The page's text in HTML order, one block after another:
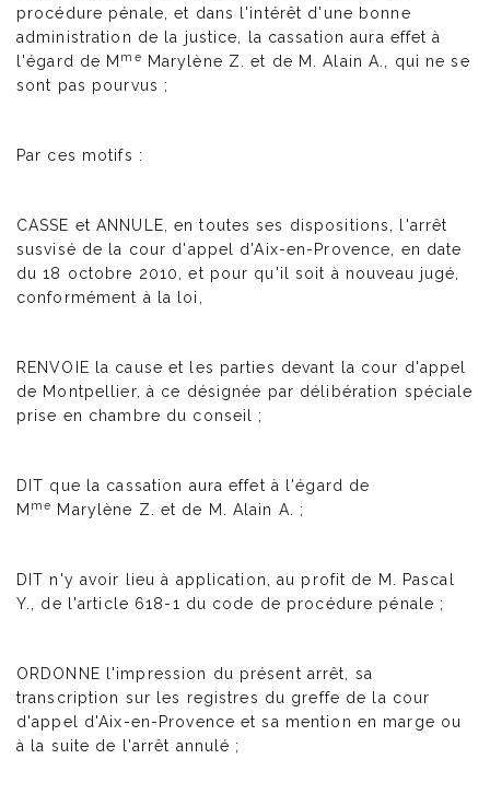
procédure pénale, et dans l'intérêt d'une bonne
administration de la justice, la cassation aura effet à
l'égard de M me
Marylène Z. et de M. Alain A., qui ne se
sont pas pourvus ;
Par ces motifs :
CASSE et ANNULE, en toutes ses dispositions, l'arrêt
susvisé de la cour d'appel d'Aix-en-Provence, en date
du 18 octobre 2010, et pour qu'il soit à nouveau jugé,
conformément à la loi,
RENVOIE la cause et les parties devant la cour d'appel
de Montpellier, à ce désignée par délibération spéciale
prise en chambre du conseil ;
DIT que la cassation aura effet à l'égard de
M me Marylène Z. et de M. Alain A. ;
DIT n'y avoir lieu à application, au profit de M. Pascal
Y., de l'article 618-1 du code de procédure pénale ;
ORDONNE l'impression du présent arrêt, sa
transcription sur les registres du greffe de la cour
d'appel d'Aix-en-Provence et sa mention en marge ou
à la suite de l'arrêt annulé ;